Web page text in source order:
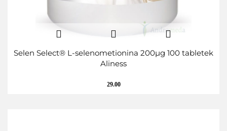
Selen Select® L-selenometionina 200µg 100 tabletek
Aliness
29.00